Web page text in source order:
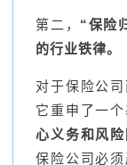
第二， “保险
的行业铁律。
对于保险公
它重申了一
心义务和风
保险公司必